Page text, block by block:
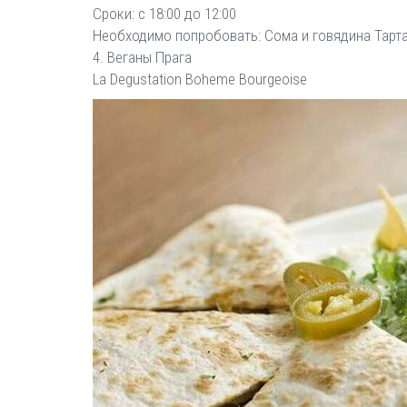
Сроки: с 18:00 до 12:00
Необходимо попробовать: Сома и говядина
4. Веганы Прага
La Degustation Boheme Bourgeoise